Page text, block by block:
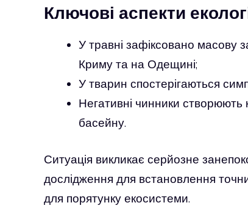
Ключові аспекти
У травні зафіксовано масову
Криму та на Одещині;
У тварин спостерігаються
Негативні чинники створюють
басейну.
Ситуація викликає серйозне
дослідження для встановлення
для порятунку екосистеми.